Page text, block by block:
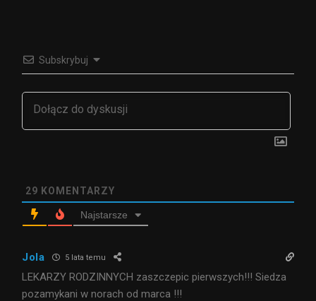
Subskrybuj
29 KOMENTARZY
Najstarsze
Jola 5 lata temu
LEKARZY RODZINNYCH zaszczepic pierwszych!!! Siedza
pozamykani w norach od marca !!!